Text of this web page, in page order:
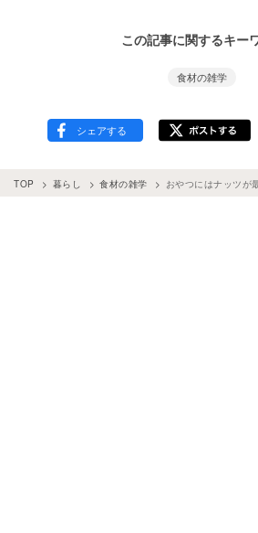
この記事に関するキー
食材の雑学
TOP 暮らし 食材の雑学 おやつにはナッツが